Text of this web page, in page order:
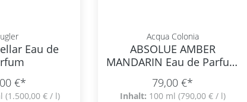
Eau de
€*
(1.500,00 € / l)
Acqua Colonia
ABSOLUE AMBER
MANDARIN Eau de Parfum
Natural Spray
79,00 €*
Inhalt: 100 ml (790,00 € / l)